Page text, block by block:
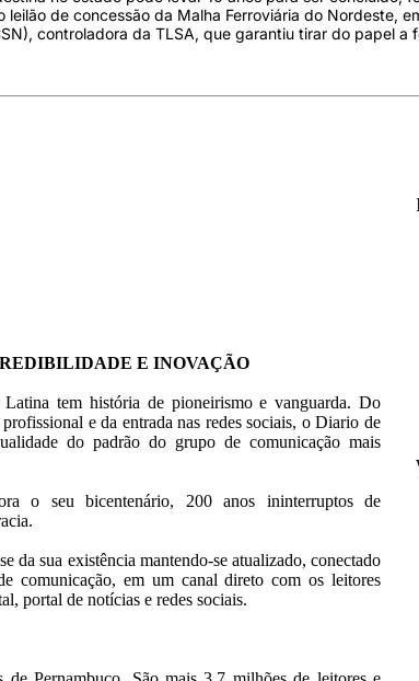
de concessão da Malha Ferroviária do Nordeste,
controladora da TLSA, que garantiu tirar do papel a
E INOVAÇÃO
tem história de pioneirismo e vanguarda. Do
e da entrada nas redes sociais, o Diario de
do padrão do grupo de comunicação mais
o seu bicentenário, 200 anos ininterruptos de
da sua existência mantendo-se atualizado, conectado
comunicação, em um canal direto com os leitores
portal de notícias e redes sociais.